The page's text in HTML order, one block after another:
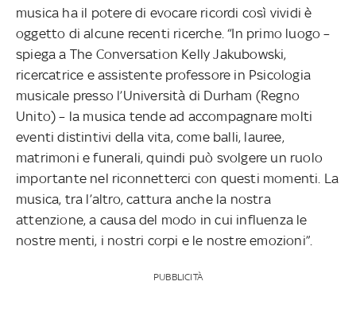
musica ha il potere di evocare ricordi così vividi è
oggetto di alcune recenti ricerche. “In primo luogo –
spiega a The Conversation Kelly Jakubowski,
ricercatrice e assistente professore in Psicologia
musicale presso l’Università di Durham (Regno
Unito) – la musica tende ad accompagnare molti
eventi distintivi della vita, come balli, lauree,
matrimoni e funerali, quindi può svolgere un ruolo
importante nel riconnetterci con questi momenti. La
musica, tra l’altro, cattura anche la nostra
attenzione, a causa del modo in cui influenza le
nostre menti, i nostri corpi e le nostre emozioni”.
PUBBLICITÀ